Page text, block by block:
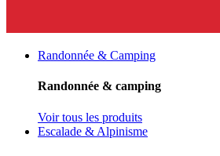
Randonnée & Camping
Randonnée & camping
Voir tous les produits
Escalade & Alpinisme